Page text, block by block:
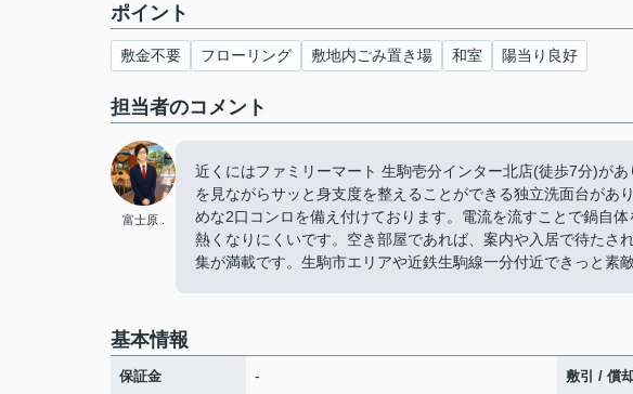
ポイント
敷金不要 フローリング 敷地内ごみ置き場 和室 陽当り良好
担当者のコメント
富士原 .
近くにはファミリーマート 生駒壱分インター北店(徒歩7分)が
を見ながらサッと身支度を整えることができる独立洗面台があ
めな2口コンロを備え付けております。電流を流すことで鍋自
熱くなりにくいです。空き部屋であれば、案内や入居で待たさ
集が満載です。生駒市エリアや近鉄生駒線一分付近できっと素
基本情報
保証金 - 敷引 / 償